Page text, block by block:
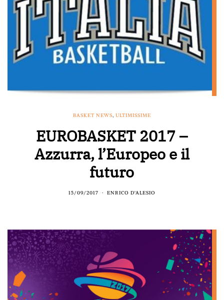
BASKET NEWS, ULTIMISSIME
EUROBASKET 2017 –
Azzurra, l’Europeo e il
futuro
15/09/2017 ENRICO D'ALESIO